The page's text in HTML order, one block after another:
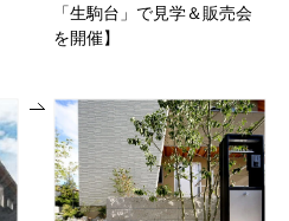
「生駒台」で見学＆販売会
を開催】